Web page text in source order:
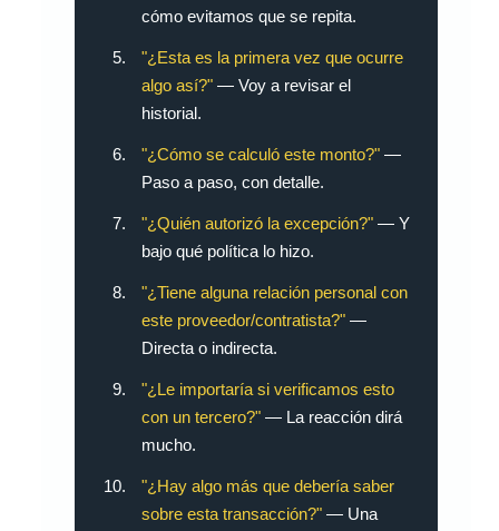
cómo evitamos que se repita.
"¿Esta es la primera vez que ocurre
algo así?" — Voy a revisar el
historial.
"¿Cómo se calculó este monto?" —
Paso a paso, con detalle.
"¿Quién autorizó la excepción?" — Y
bajo qué política lo hizo.
"¿Tiene alguna relación personal con
este proveedor/contratista?" —
Directa o indirecta.
"¿Le importaría si verificamos esto
con un tercero?" — La reacción dirá
mucho.
"¿Hay algo más que debería saber
sobre esta transacción?" — Una